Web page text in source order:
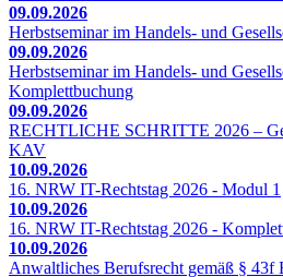
09.09.2026
Herbstseminar im Handels- und
09.09.2026
Herbstseminar im Handels- und
Komplettbuchung
09.09.2026
RECHTLICHE SCHRITTE 2026 –
KAV
10.09.2026
16. NRW IT-Rechtstag 2026 - Modul 1
10.09.2026
16. NRW IT-Rechtstag 2026 -
10.09.2026
Anwaltliches Berufsrecht gemäß § 43f